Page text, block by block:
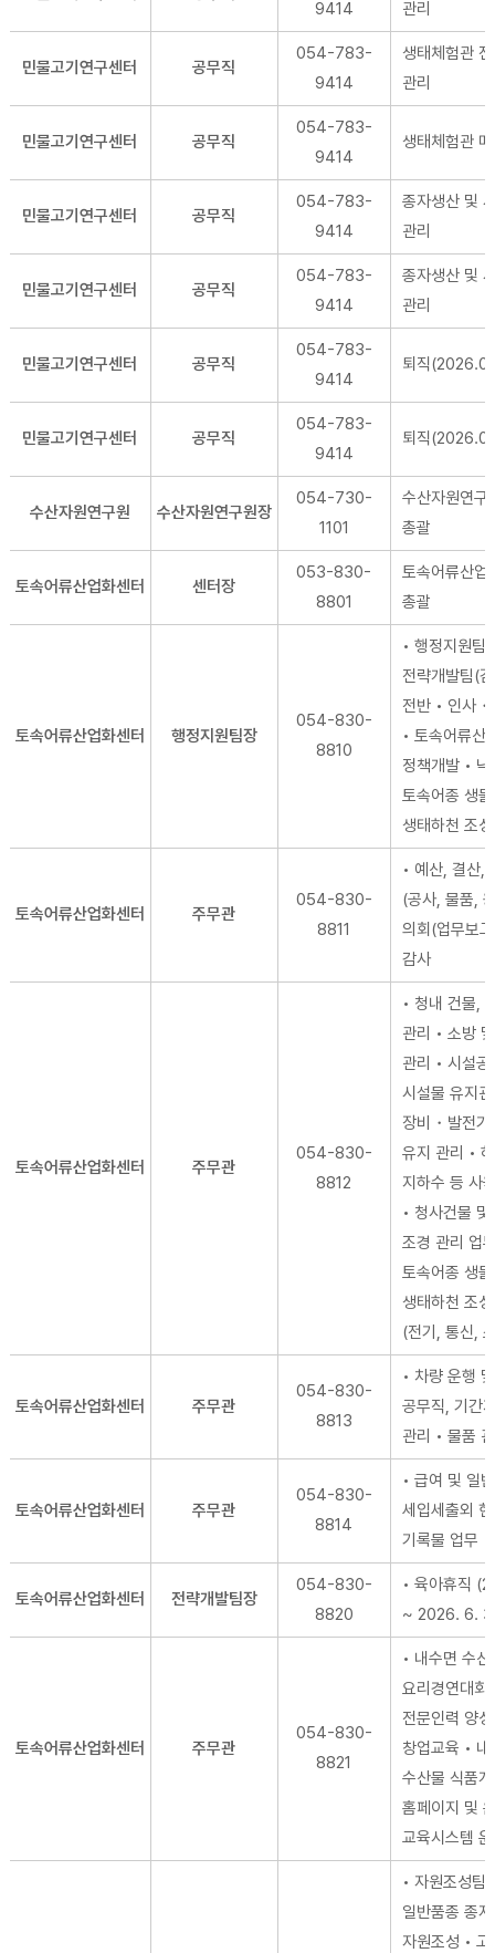
9414 관리
민물고기연구센터 공무직
054-783-
9414
생태체험관
관리
민물고기연구센터 공무직
054-783-
9414
생태체험관
민물고기연구센터 공무직
054-783-
9414
종자생산 및
관리
민물고기연구센터 공무직
054-783-
9414
종자생산 및
관리
민물고기연구센터 공무직
054-783-
9414
퇴직
민물고기연구센터 공무직
054-783-
9414
퇴직
수산자원연구원 수산자원연구원장
054-730-
1101
수산자원연구
총괄
토속어류산업화센터 센터장
053-830-
8801
토속어류산업
총괄
토속어류산업화센터 행정지원팀장
054-830-
8810
• 행정지원팀,
전략개발팀(
전반 • 인사
• 토속어류산
정책개발 • 낙
토속어종 생
생태하천 조
토속어류산업화센터 주무관
054-830-
8811
• 예산, 결산,
(공사, 물품,
의회(업무보
감사
토속어류산업화센터 주무관
054-830-
8812
• 청내 건물,
관리 • 소방
관리 • 시설공
시설물 유지
장비・발전기
유지 관리 •
지하수 등 사
• 청사건물
조경 관리 업
토속어종 생
생태하천 조
(전기, 통신,
토속어류산업화센터 주무관
054-830-
8813
• 차량 운행
공무직, 기간
관리 • 물품
토속어류산업화센터 주무관
054-830-
8814
• 급여 및 일
세입세출외
기록물 업무
토속어류산업화센터 전략개발팀장
054-830-
8820
• 육아휴직
~ 2026. 6.
토속어류산업화센터 주무관
054-830-
8821
• 내수면 수산
요리경연대회
전문인력 양
창업교육 • 내
수산물 식품
홈페이지 및
교육시스템
• 자원조성팀
일반품종 종
자원조성 • 고